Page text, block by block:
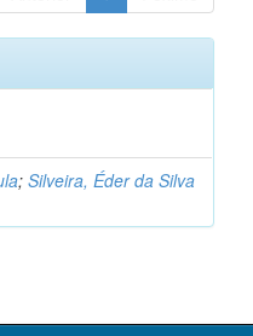
;Silveira, Éder da Silva